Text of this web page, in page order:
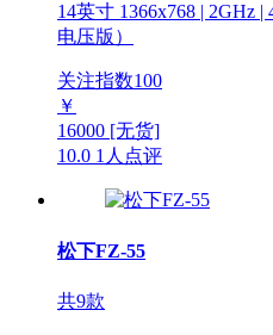
14英寸 1366x768 | 2GHz
电压版）
关注指数100
￥
16000 [无货]
10.0 1人点评
松下FZ-55
共9款